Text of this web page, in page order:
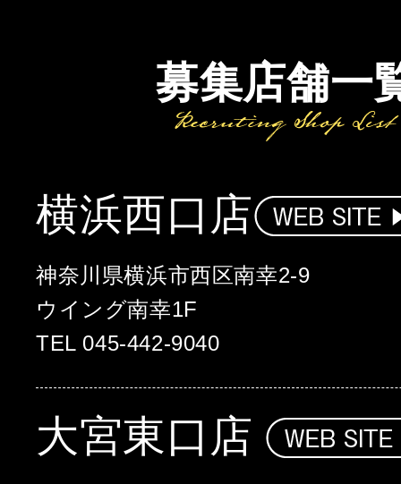
募集店舗一
横浜西口店
神奈川県横浜市西区南幸2-9
ウイング南幸1F
TEL 045-442-9040
大宮東口店